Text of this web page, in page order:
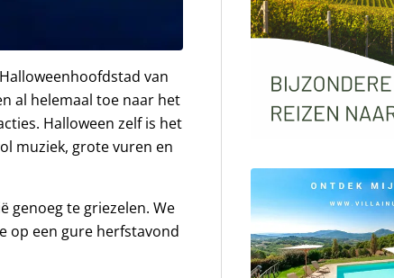
van
al helemaal toe naar het
Halloween zelf is het
muziek, grote vuren en
genoeg te griezelen. We
op een gure herfstavond